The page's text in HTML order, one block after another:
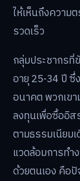
ให้เห็นถึงความ
รวดเร็ว
กลุ่มประชากรที่
อายุ 25-34 ปี ซึ่
อนาคต พวกเข
ลงทุนเพื่อซื้ออิ
ตามธรรมเนียม
แวดล้อมการทำ
ด้วยตนเอง คือ